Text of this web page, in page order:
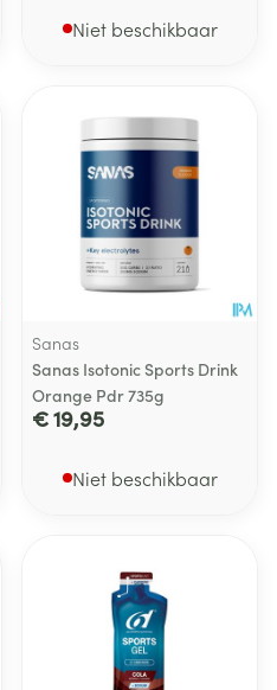
Niet beschikbaar
Sanas
Sanas Isotonic Sports Drink
Orange Pdr 735g
€ 19,95
Niet beschikbaar